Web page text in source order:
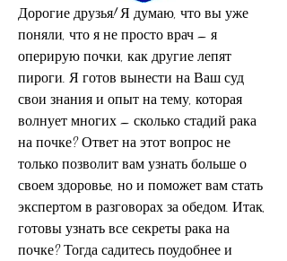
Дорогие друзья! Я думаю, что вы уже
поняли, что я не просто врач – я
оперирую почки, как другие лепят
пироги. Я готов вынести на Ваш суд
свои знания и опыт на тему, которая
волнует многих – сколько стадий рака
на почке? Ответ на этот вопрос не
только позволит вам узнать больше о
своем здоровье, но и поможет вам стать
экспертом в разговорах за обедом. Итак,
готовы узнать все секреты рака на
почке? Тогда садитесь поудобнее и